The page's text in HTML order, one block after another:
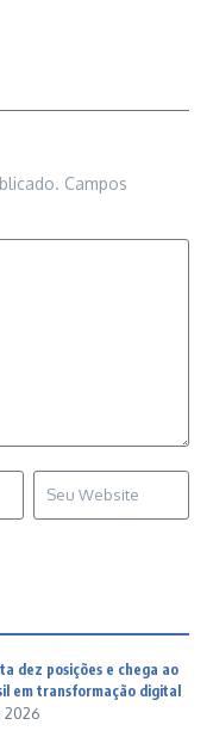
Campos
dez posições e chega ao
em transformação digital
2026